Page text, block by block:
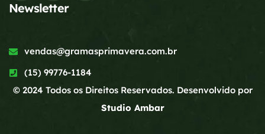
Newsletter
vendas@gramasprimavera.com.br
(15) 99776-1184
© 2024 Todos os Direitos Reservados. Desenvolvido por
Studio Ambar